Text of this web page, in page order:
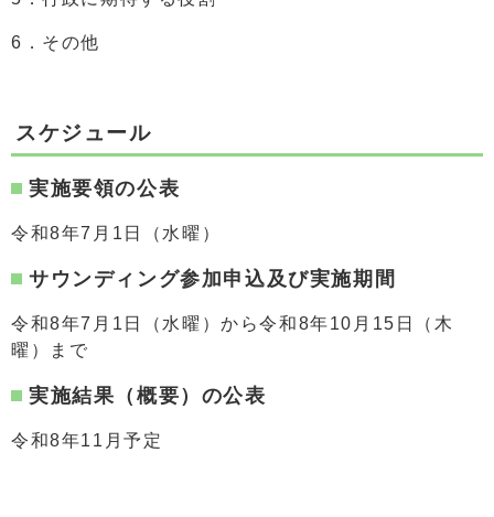
6．その他
スケジュール
実施要領の公表
令和8年7月1日（水曜）
サウンディング参加申込及び実施期間
令和8年7月1日（水曜）から令和8年10月15日（木
曜）まで
実施結果（概要）の公表
令和8年11月予定